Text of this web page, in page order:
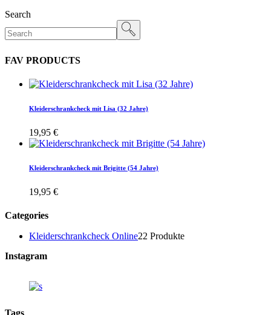
Search
FAV PRODUCTS
Kleiderschrankcheck mit Lisa (32 Jahre)
19,95 €
Kleiderschrankcheck mit Brigitte (54 Jahre)
19,95 €
Categories
Kleiderschrankcheck Online22 Produkte
Instagram